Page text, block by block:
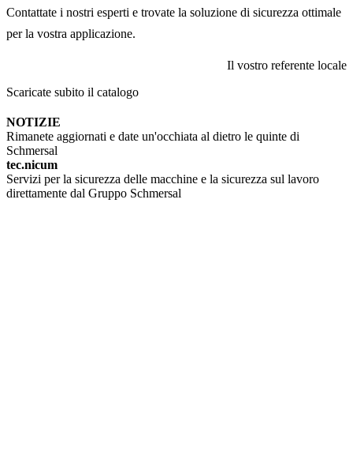
Contattate i nostri esperti e trovate la soluzione di sicurezza ottimale
per la vostra applicazione.
Il vostro referente locale
Scaricate subito il catalogo
NOTIZIE
Rimanete aggiornati e date un'occhiata al dietro le quinte di
Schmersal
tec.nicum
Servizi per la sicurezza delle macchine e la sicurezza sul lavoro
direttamente dal Gruppo Schmersal